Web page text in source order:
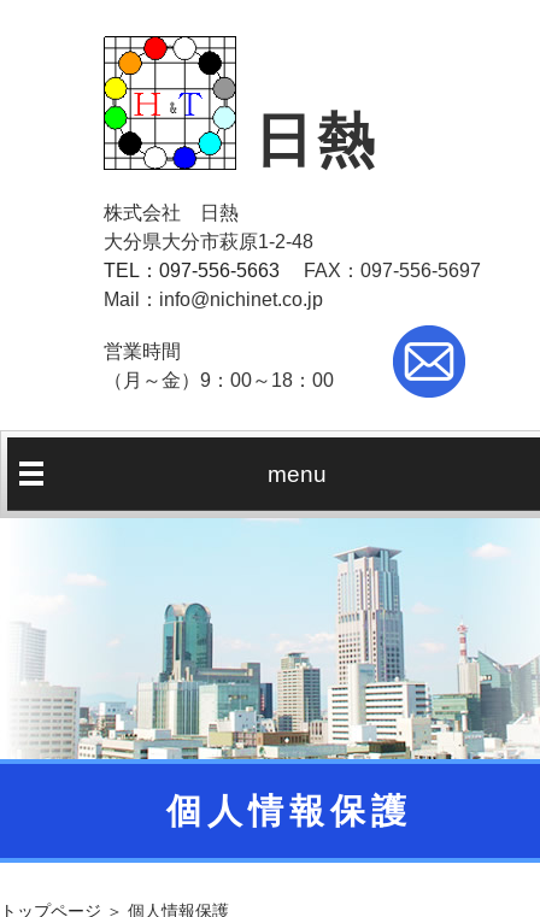
日熱
株式会社 日熱
大分県大分市萩原1-2-48
TEL：097-556-5663 FAX：097-556-5697
Mail：info@nichinet.co.jp
営業時間
（月～金）9：00～18：00
menu
個人情報保護
トップページ ＞ 個人情報保護